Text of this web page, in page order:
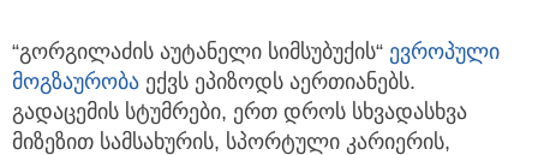
“გორგილაძის აუტანელი სიმსუბუქის“ ევროპული
მოგზაურობა ექვს ეპიზოდს აერთიანებს.
გადაცემის სტუმრები, ერთ დროს სხვადასხვა
მიზეზით სამსახურის, სპორტული კარიერის,